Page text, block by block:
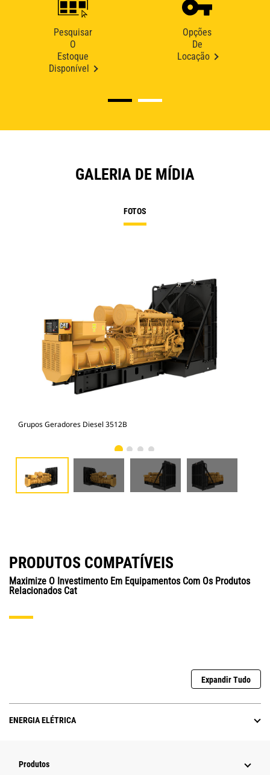
Pesquisar
O
Estoque
Disponível
Opções
De
Locação
GALERIA DE MÍDIA
FOTOS
Grupos Geradores Diesel 3512B
PRODUTOS COMPATÍVEIS
Maximize O Investimento Em Equipamentos Com Os Produtos
Relacionados Cat
Expandir Tudo
ENERGIA ELÉTRICA
Produtos